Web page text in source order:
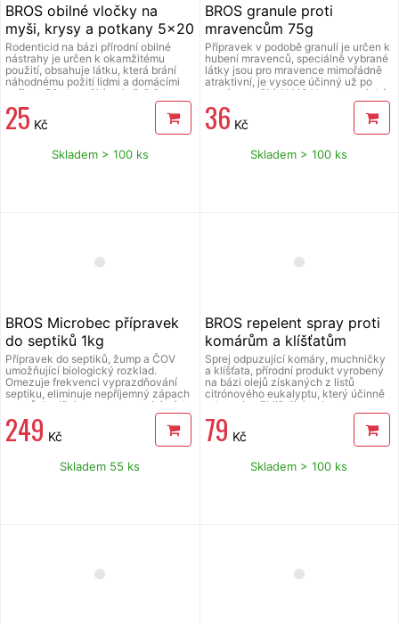
BROS obilné vločky na
myši, krysy a potkany 5x20
g
Rodenticid na bázi přírodní obilné
nástrahy je určen k okamžitému
použití, obsahuje látku, která brání
náhodnému požití lidmi a domácími
zvířaty. Před použitím si přečtěte
přiložený návod k použití.
25 Kč
Skladem > 100 ks
BROS granule proti
mravencům 75g
Přípravek v podobě granulí je určen k
hubení mravenců, speciálně vybrané
látky jsou pro mravence mimořádně
atraktivní, je vysoce účinný už po
prvním použití. H410 Vysoce toxický
pro vodní organismy, s dlouhodobými
účinky, H317 Může vyvolat
alergickou kožní reakci. Používejte
použitím si vždy přečtěte označení a
informace o přípravku. Před použitím
36 Kč
Skladem > 100 ks
BROS Microbec přípravek
do septiků 1kg
Přípravek do septiků, žump a ČOV
umožňující biologický rozklad.
Omezuje frekvenci vyprazdňování
septiku, eliminuje nepříjemný zápach
a zprůchodňuje soustavu sanitárních
rozvodů. Využívá patentované řešení
zapouzdření aktivních bakterií do
mikrokuliček, které jsou potažené
účinný i při použití klasických
čisticích prostředků. Obsahuje asi
249 Kč
Skladem 55 ks
BROS repelent spray proti
komárům a klíšťatům
ZELENÁ SÍLA 90 ml
Sprej odpuzující komáry, muchničky
a klíšťata, přírodní produkt vyrobený
na bázi olejů získaných z listů
citrónového eukalyptu, který účinně
odpuzuje přibližující se hmyz,
obsahuje aloe, které dodatečně
hydratuje pokožku a pečuje o ni, má
příjemnou svěží vůni a nezanechává
aplikaci, poskytuje ochranu proti
komárům a muchničkám až po dobu 6
79 Kč
Skladem > 100 ks